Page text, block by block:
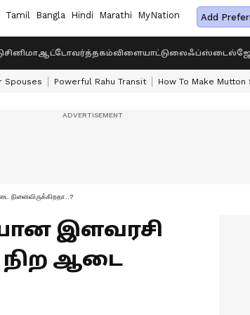
Tamil Bangla Hindi Marathi MyNation Add
சினிமாஆட்டோவர்த்தகம்விளையாட்டுலைஃப்ஸ்டைல்
Spouses Powerful Rahu Transit How To Make Mutton
நினைவிருக்கிறதா..?
இளவரசி
ஆடை